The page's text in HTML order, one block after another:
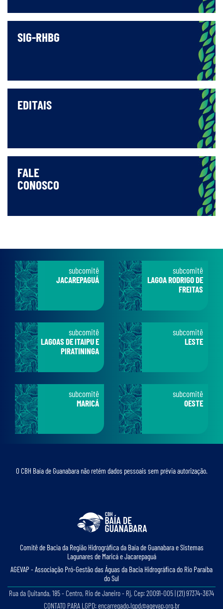
SIG-RHBG
EDITAIS
FALE
CONOSCO
subcomitê
JACAREPAGUÁ
subcomitê
LAGOA RODRIGO DE
FREITAS
subcomitê
LAGOAS DE ITAIPU E
PIRATININGA
subcomitê
LESTE
subcomitê
MARICÁ
subcomitê
OESTE
O CBH Baía de Guanabara não retém dados pessoais sem prévia autorização.
Comitê de Bacia da Região Hidrográﬁca da Baía de Guanabara e Sistemas
Lagunares de Maricá e Jacarepaguá
AGEVAP - Associação Pró-Gestão das Águas da Bacia Hidrográﬁca do Rio Paraíba
do Sul
Rua da Quitanda, 185 - Centro, Rio de Janeiro - Rj, Cep: 20091-005 | (21) 97374-3674
CONTATO PARA LGPD: encarregado.lgpd@agevap.org.br